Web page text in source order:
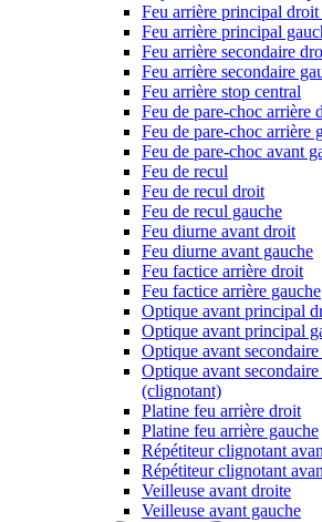
Feu arrière principal
Feu arrière principal
Feu arrière secondaire
Feu arrière secondaire
Feu arrière stop central
Feu de pare-choc arrière
Feu de pare-choc arrière
Feu de pare-choc avant
Feu de recul
Feu de recul droit
Feu de recul gauche
Feu diurne avant droit
Feu diurne avant gauche
Feu factice arrière droit
Feu factice arrière gauche
Optique avant principal
Optique avant principal
Optique avant
Optique avant
(clignotant)
Platine feu arrière droit
Platine feu arrière gauche
Répétiteur clignotant
Répétiteur clignotant
Veilleuse avant droite
Veilleuse avant gauche